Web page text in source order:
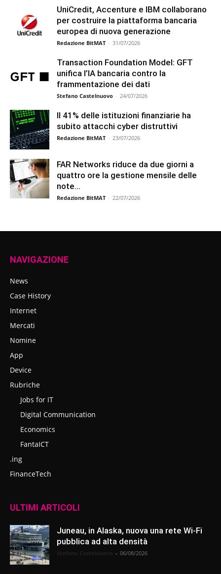
UniCredit, Accenture e IBM collaborano
per costruire la piattaforma bancaria
europea di nuova generazione
Redazione BitMAT - 31/07/2026
Transaction Foundation Model: GFT
unifica l’IA bancaria contro la
frammentazione dei dati
Stefano Castelnuovo - 24/07/2026
Il 41% delle istituzioni finanziarie ha
subito attacchi cyber distruttivi
Redazione BitMAT - 23/07/2026
FAR Networks riduce da due giorni a
quattro ore la gestione mensile delle
note...
Redazione BitMAT - 22/07/2026
NAVIGAZIONE
News
Case History
Internet
Mercati
Nomine
App
Device
Rubriche
Jobs for IT
Digital Communication
Economics
FantaICT
.ing
FinanceTech
ULTIMI ARTICOLI
Juneau, in Alaska, nuova una rete Wi-Fi
pubblica ad alta densità
- 06/08/2026